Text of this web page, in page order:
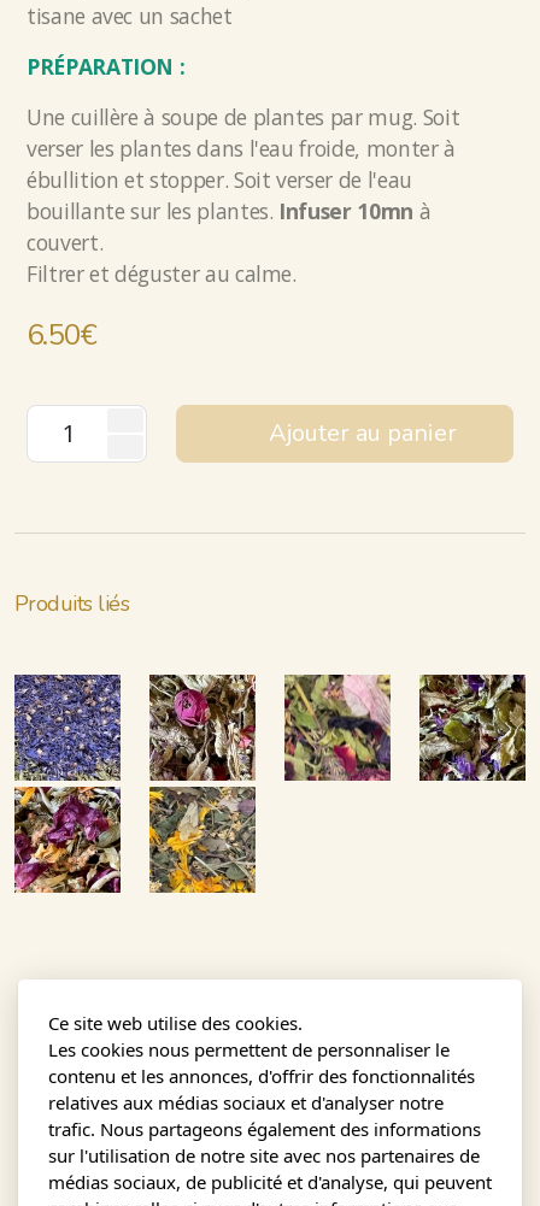
tisane avec un sachet
PRÉPARATION :
Une cuillère à soupe de plantes par mug. Soit
verser les plantes dans l'eau froide, monter à
ébullition et stopper. Soit verser de l'eau
bouillante sur les plantes. Infuser 10mn à
couvert.
Filtrer et déguster au calme.
6.50€
Ajouter au panier
Produits liés
Ce site web utilise des cookies.
Les cookies nous permettent de personnaliser le
contenu et les annonces, d'offrir des fonctionnalités
relatives aux médias sociaux et d'analyser notre
trafic. Nous partageons également des informations
sur l'utilisation de notre site avec nos partenaires de
médias sociaux, de publicité et d'analyse, qui peuvent